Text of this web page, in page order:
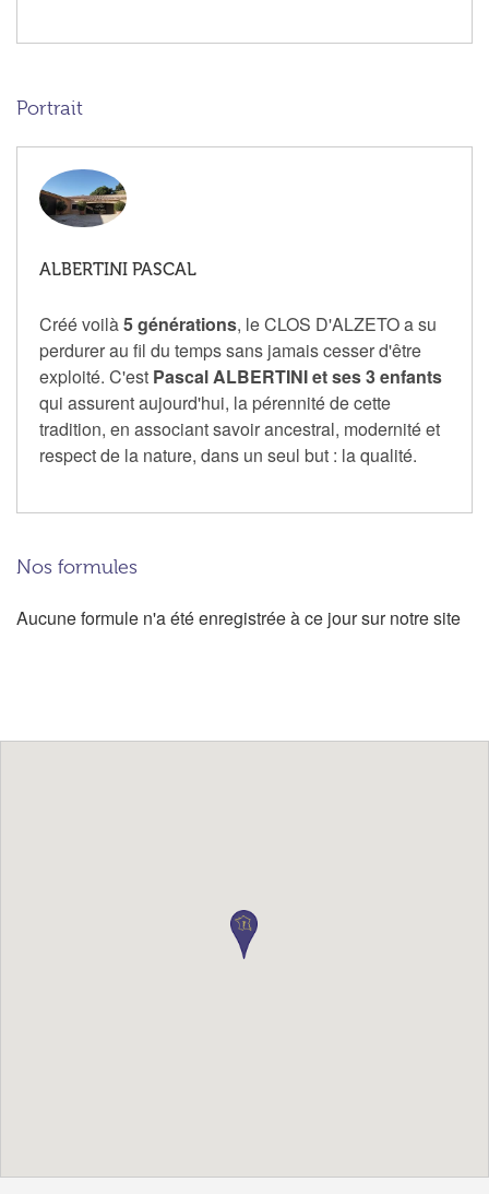
Portrait
ALBERTINI PASCAL
Créé voilà5 générations, le CLOS D'ALZETO a su
perdurer au fil du temps sans jamais cesser d'être
exploité. C'est Pascal ALBERTINI et ses 3 enfants
qui assurent aujourd'hui, la pérennité de cette
tradition, en associant savoir ancestral, modernité et
respect de la nature, dans un seul but : la qualité.
Nos formules
Aucune formule n'a été enregistrée à ce jour sur notre site